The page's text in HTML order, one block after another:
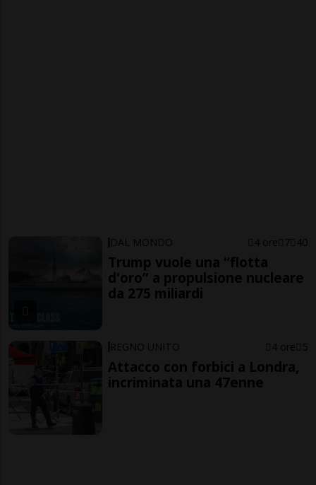
DAL MONDO 4 ore 7 40
Trump vuole una “flotta
d'oro” a propulsione nucleare
da 275 miliardi
REGNO UNITO 4 ore 5
Attacco con forbici a Londra,
incriminata una 47enne